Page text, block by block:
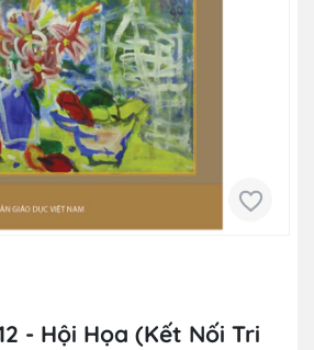
- Hội Họa (Kết Nối Tri